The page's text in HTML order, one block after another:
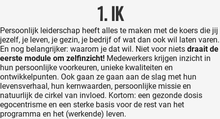
1. IK
Persoonlijk leiderschap heeft alles te maken met de koers die jij
jezelf, je leven, je gezin, je bedrijf of wat dan ook wil laten varen.
En nog belangrijker: waarom je dat wil. Niet voor niets draait de
eerste module om zelfinzicht! Medewerkers krijgen inzicht in
hun persoonlijke voorkeuren, unieke kwaliteiten en
ontwikkelpunten. Ook gaan ze gaan aan de slag met hun
levensverhaal, hun kernwaarden, persoonlijke missie en
natuurlijk de cirkel van invloed. Kortom: een gezonde dosis
egocentrisme en een sterke basis voor de rest van het
programma en het (werkende) leven.